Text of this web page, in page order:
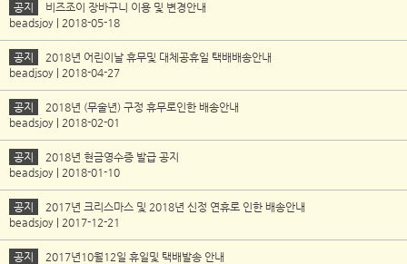
공지
비즈조이 장바구니 이용 및 변경안내
beadsjoy | 2018-05-18
공지
2018년 어린이날 휴무및 대체공휴일 택배배송안내
beadjsoy | 2018-04-27
공지
2018년 (무술년) 구정 휴무로인한 배송안내
beadsjoy | 2018-02-01
공지
2018년 현금영수증 발급 공지
beadsjoy | 2018-01-10
공지
2017년 크리스마스 및 2018년 신정 연휴로 인한 배송안내
beadsjoy | 2017-12-21
공지
2017년10월12일 휴일및 택배발송 안내